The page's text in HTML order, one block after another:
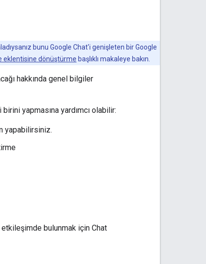
bunu Google Chat'i genişleten bir Google
eklentisine dönüştürme başlıklı makaleye bakın.
hakkında genel bilgiler
yapmasına yardımcı olabilir:
yapabilirsiniz.
etkileşimde bulunmak için Chat